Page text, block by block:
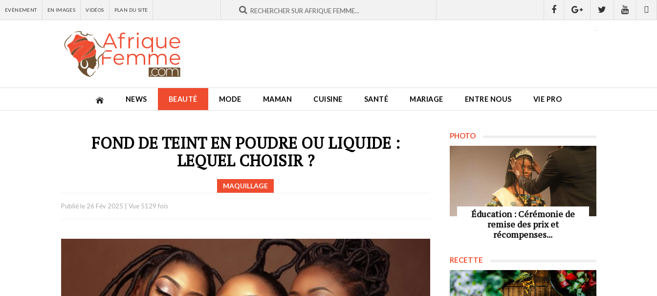
EVÈNEMENT EN IMAGES VIDÉOS PLAN DU SITE
NEWS BEAUTÉ MODE MAMAN CUISINE SANTÉ MARIAGE ENTRE NOUS VIE PRO
FOND DE TEINT EN POUDRE OU LIQUIDE :
LEQUEL CHOISIR ?
MAQUILLAGE
Publié le 26 Fév 2025 Vue 5129 fois
PHOTO
Éducation : Cérémonie de
remise des prix et
récompenses...
RECETTE